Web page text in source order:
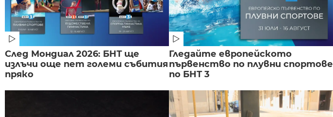
След Мондиал 2026: БНТ ще
излъчи още пет големи събития
пряко
Гледайте европейското
първенство по плувни спортове
по БНТ 3